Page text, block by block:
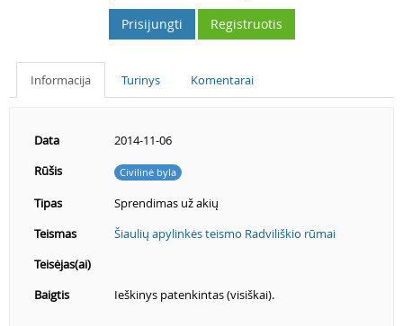
Prisijungti Registruotis
Informacija Turinys Komentarai
Data
2014-11-06
Rūšis
Civilinė byla
Tipas
Sprendimas už akių
Teismas
Šiaulių apylinkės teismo Radviliškio rūmai
Teisėjas(ai)
Baigtis
Ieškinys patenkintas (visiškai).